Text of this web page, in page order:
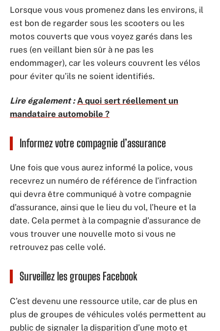
Lorsque vous vous promenez dans les environs, il
est bon de regarder sous les scooters ou les
motos couverts que vous voyez garés dans les
rues (en veillant bien sûr à ne pas les
endommager), car les voleurs couvrent les vélos
pour éviter qu’ils ne soient identifiés.
Lire également : A quoi sert réellement un
mandataire automobile ?
Informez votre compagnie d’assurance
Une fois que vous aurez informé la police, vous
recevrez un numéro de référence de l’infraction
qui devra être communiqué à votre compagnie
d’assurance, ainsi que le lieu du vol, l’heure et la
date. Cela permet à la compagnie d’assurance de
vous trouver une nouvelle moto si vous ne
retrouvez pas celle volé.
Surveillez les groupes Facebook
C’est devenu une ressource utile, car de plus en
plus de groupes de véhicules volés permettent au
public de signaler la disparition d’une moto et